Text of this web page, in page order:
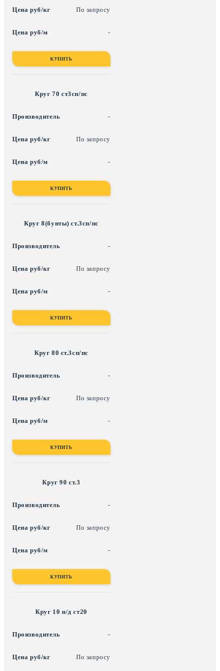
По запросу
-
КУПИТЬ
Круг 70 ст3сп/пс
-
По запросу
-
КУПИТЬ
Круг 8(бунты) ст.3сп/пс
-
По запросу
-
КУПИТЬ
Круг 80 ст.3сп/пс
-
По запросу
-
КУПИТЬ
Круг 90 ст.3
-
По запросу
-
КУПИТЬ
Круг 10 н/д ст20
-
По запросу